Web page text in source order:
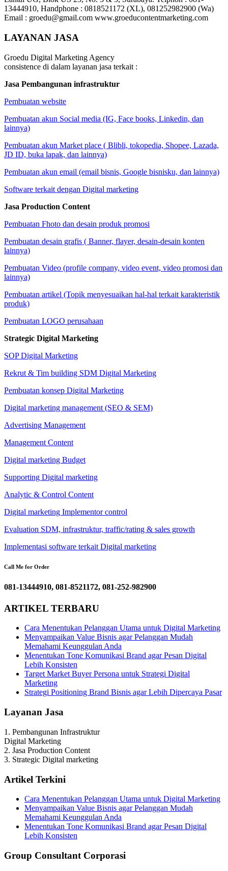
13444910, Handphone : 0818521172 (XL), 081252982900 (Wa)
Email : groedu@gmail.com www.groeducontentmarketing.com
LAYANAN JASA
Groedu Digital Marketing Agency
consistence di dalam layanan jasa terkait :
Jasa Pembangunan infrastruktur
Pembuatan website
Pembuatan akun Social media (IG, Face books, Linkedin, dan
lainnya)
Pembuatan akun Market place ( Blibli, tokopedia, Shopee, Lazada,
JD ID, buka lapak, dan lainnya)
Pembuatan akun email (email bisnis, Google bisnisku, dan lainnya)
Software terkait dengan Digital marketing
Jasa Production Content
Pembuatan Fhoto dan desain produk promosi
Pembuatan desain grafis ( Banner, flayer, desain-desain konten
lainnya)
Pembuatan Video (profile company, video event, video promosi dan
lainnya)
Pembuatan artikel (Topik menyesuaikan hal-hal terkait karakteristik
produk)
Pembuatan LOGO perusahaan
Strategic Digital Marketing
SOP Digital Marketing
Rekrut & Tim building SDM Digital Marketing
Pembuatan konsep Digital Marketing
Digital marketing management (SEO & SEM)
Advertising Management
Management Content
Digital marketing Budget
Supporting Digital marketing
Analytic & Control Content
Digital marketing Implementor control
Evaluation SDM, infrastruktur, traffic/rating & sales growth
Implementasi software terkait Digital marketing
Call Me for Order
081-13444910, 081-8521172, 081-252-982900
ARTIKEL TERBARU
Cara Menentukan Pelanggan Utama untuk Digital Marketing
Menyampaikan Value Bisnis agar Pelanggan Mudah
Memahami Keunggulan Anda
Menentukan Tone Komunikasi Brand agar Pesan Digital
Lebih Konsisten
Target Market Buyer Persona untuk Strategi Digital
Marketing
Strategi Positioning Brand Bisnis agar Lebih Dipercaya Pasar
Layanan Jasa
1. Pembangunan Infrastruktur
Digital Marketing
2. Jasa Production Content
3. Strategic Digital marketing
Artikel Terkini
Cara Menentukan Pelanggan Utama untuk Digital Marketing
Menyampaikan Value Bisnis agar Pelanggan Mudah
Memahami Keunggulan Anda
Menentukan Tone Komunikasi Brand agar Pesan Digital
Lebih Konsisten
Group Consultant Corporasi